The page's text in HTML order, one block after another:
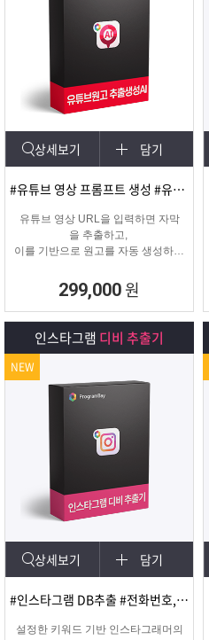
상세보기 담기
#유튜브 영상 프롬프트 생성 #유튜브 영상제작
유튜브 영상 URL을 입력하면 자막
을 추출하고,
이를 기반으로 원고를 자동 생성하는
프로그램입니다.
299,000 원
인스타그램 디비 추출기
상세보기 담기
#인스타그램 DB추출 #전화번호, 이메일 추출
설정한 키워드 기반 인스타그래머의
NEW